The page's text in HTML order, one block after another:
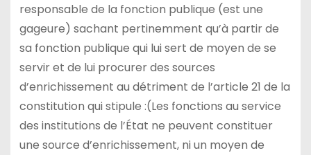
responsable de la fonction publique (est une
gageure) sachant pertinemment qu’à partir de
sa fonction publique qui lui sert de moyen de se
servir et de lui procurer des sources
d’enrichissement au détriment de l’article 21 de la
constitution qui stipule :(Les fonctions au service
des institutions de l’État ne peuvent constituer
une source d’enrichissement, ni un moyen de